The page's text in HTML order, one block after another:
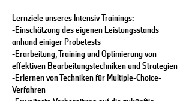
Lernziele unseres Intensiv-Trainings:
-Einschätzung des eigenen Leistungsstands
anhand einiger Probetests
-Erarbeitung, Training und Optimierung von
effektiven Bearbeitungstechniken und Strategien
-Erlernen von Techniken für Multiple-Choice-
Verfahren